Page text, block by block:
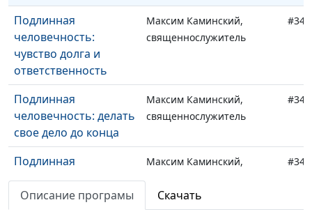
Подлинная
человечность:
чувство долга и
ответственность
Максим Каминский,
священнослужитель
#347
Подлинная
человечность: делать
свое дело до конца
Максим Каминский,
священнослужитель
#346
Подлинная
человечность: в чем
твоя ценность?
Максим Каминский,
#345
Описание програмы Скачать